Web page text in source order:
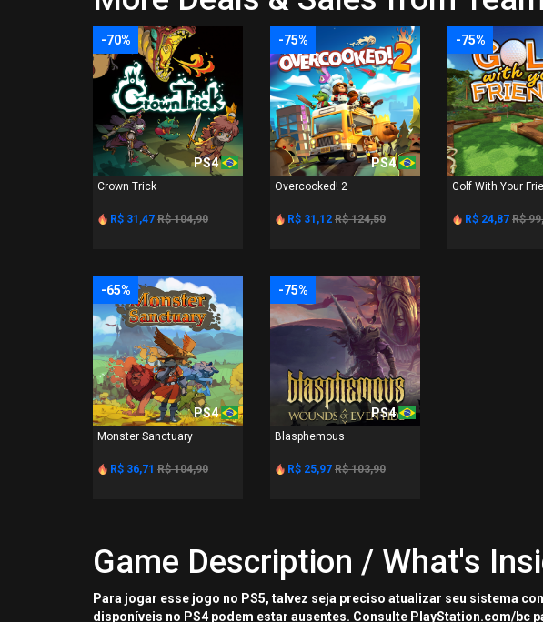
-70%
PS4
Crown Trick
R$ 31,47 R$ 104,90
-75%
PS4
Overcooked! 2
R$ 31,12 R$ 124,50
-75%
Golf With Your
R$ 24,87 R$
-65%
PS4
Monster Sanctuary
R$ 36,71 R$ 104,90
-75%
PS4
Blasphemous
R$ 25,97 R$ 103,90
Game Description / What's
Para jogar esse jogo no PS5, talvez seja preciso atualizar seu sistema
disponíveis no PS4 podem estar ausentes. Consulte PlayStation.com/bc